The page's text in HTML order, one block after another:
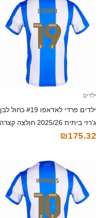
ילדים
ילדים פרדי לאדאפו #19 כחול לבן
ג'רזי ביתית 2025/26 חולצה קצרה
₪175.32